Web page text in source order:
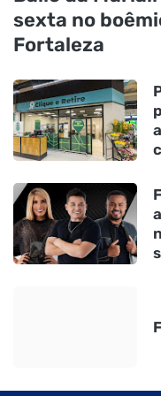
sexta no
Fortaleza